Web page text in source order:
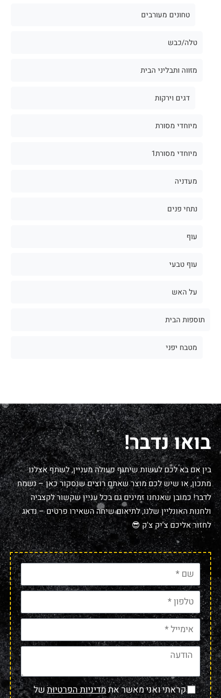
טחונים מעורבים
טלה/כבש
מזווה ותבליני הבית
דגים וירקות
מיוחדי מסורת
מיוחדי מסורת1
מעדניה
נתחי פנים
עוף
עוף טבעי
על האש
תוספות הבית
מטבח יפני
בואו נדבר!
בין אם בא לכם לעשות שיתוף פעולה מעניין, לשתף אצלנו
מתכון, או שיש לכם מוצר שאתם רוצים שנסקור כאן – נשמח
לדבר! כמובן שאנחנו זמינים גם בכל עניין שקשור לקצביה
ולחנות האונליין שלנו, לתיאום שיחה השאירו פרטים – נדאג
לחזור אליכם צ'יק צ'ק 😎
קראתי ואני מאשר אתמדיניות הפרטיותשל